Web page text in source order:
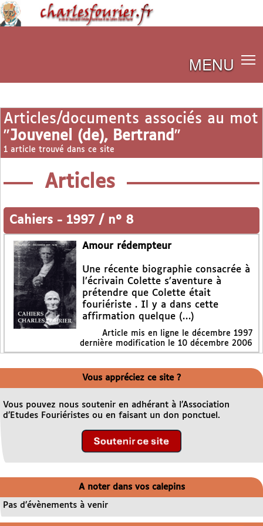
MENU
Articles/documents associés au mot
"Jouvenel (de), Bertrand "
1 article trouvé dans ce site
Articles
Cahiers - 1997 / n° 8
Amour rédempteur
Une récente biographie consacrée à
l’écrivain Colette s’aventure à
prétendre que Colette était
fouriériste . Il y a dans cette
affirmation quelque (…)
Article mis en ligne le décembre 1997
dernière modification le 10 décembre 2006
Vous appréciez ce site ?
Vous pouvez nous soutenir en adhérant à l’Association
d’Etudes Fouriéristes ou en faisant un don ponctuel.
A noter dans vos calepins
Pas d’évènements à venir